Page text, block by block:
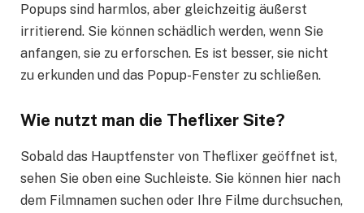
Popups sind harmlos, aber gleichzeitig äußerst
irritierend. Sie können schädlich werden, wenn Sie
anfangen, sie zu erforschen. Es ist besser, sie nicht
zu erkunden und das Popup-Fenster zu schließen.
Wie nutzt man die Theflixer Site?
Sobald das Hauptfenster von Theflixer geöffnet ist,
sehen Sie oben eine Suchleiste. Sie können hier nach
dem Filmnamen suchen oder Ihre Filme durchsuchen,